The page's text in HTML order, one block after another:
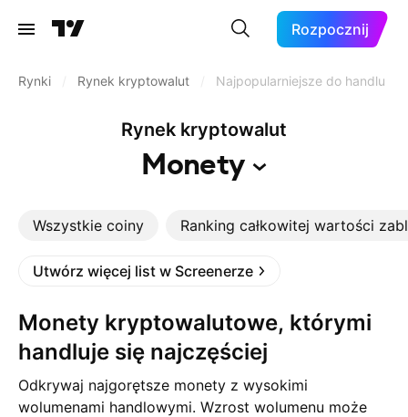
Rozpocznij
Rynki Rynek kryptowalut Najpopularniejsze do handlu
Rynek kryptowalut
Monety
Wszystkie coiny Ranking całkowitej wartości
Utwórz więcej list w Screenerze
Monety kryptowalutowe, którymi
handluje się najczęściej
Odkrywaj najgorętsze monety z wysokimi
wolumenami handlowymi. Wzrost wolumenu może